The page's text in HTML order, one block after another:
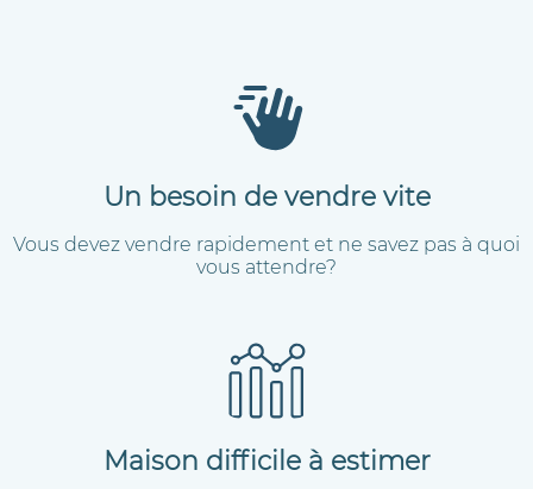
Un besoin de vendre vite
Vous devez vendre rapidement et ne savez pas à quoi
vous attendre?
Maison difficile à estimer